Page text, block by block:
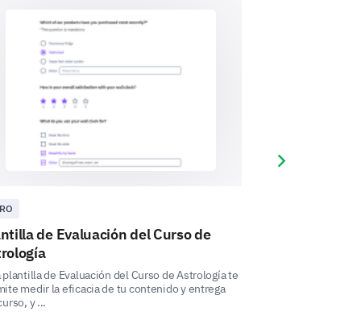
experience with our
you have for us.
de Evaluación del Curso de
plantilla de Evaluación del Curso de Astrología te
medir la eficacia de tu contenido y entrega
y ...
Next slide